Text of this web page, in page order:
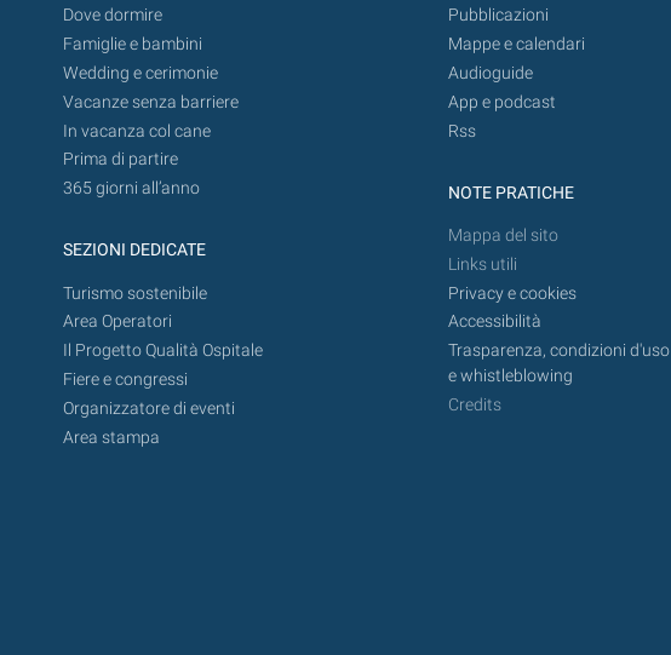
Dove dormire
Famiglie e bambini
Wedding e cerimonie
Vacanze senza barriere
In vacanza col cane
Prima di partire
365 giorni all’anno
SEZIONI DEDICATE
Turismo sostenibile
Area Operatori
Il Progetto Qualità Ospitale
Fiere e congressi
Organizzatore di eventi
Area stampa
Pubblicazioni
Mappe e calendari
Audioguide
App e podcast
Rss
NOTE PRATICHE
Mappa del sito
Links utili
Privacy e cookies
Accessibilità
Trasparenza, condizioni d'uso
e whistleblowing
Credits